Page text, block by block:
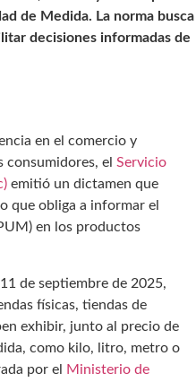
de Medida. La norma busca
decisiones informadas de
en el comercio y
el Servicio
emitió un dictamen que
que obliga a informar el
en los productos
de septiembre de 2025,
físicas, tiendas de
exhibir, junto al precio de
como kilo, litro, metro o
por el Ministerio de